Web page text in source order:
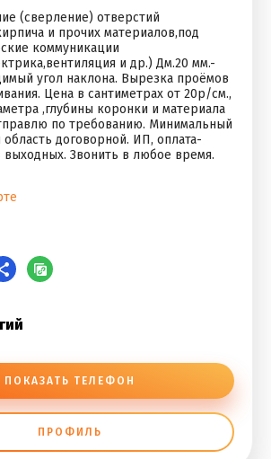
(сверление) отверстий
и прочих материалов,под
коммуникации
и др.) Дм.20 мм.-
угол наклона. Вырезка проёмов
Цена в сантиметрах от 20р/см.,
,глубины коронки и материала
по требованию. Минимальный
договорной. ИП, оплата-
выходных. Звонить в любое время.
ПОКАЗАТЬ ТЕЛЕФОН
ПРОФИЛЬ